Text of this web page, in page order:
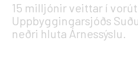
15 milljónir veittar í
Uppbyggingarsjóðs
neðri hluta Árnessýslu.